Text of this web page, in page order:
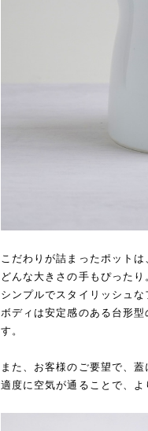
こだわりが詰まったポット
どんな大きさの手もぴったり
シンプルでスタイリッシュな
ボディは安定感のある台形
す。
また、お客様のご要望で、蓋
適度に空気が通ることで、よ